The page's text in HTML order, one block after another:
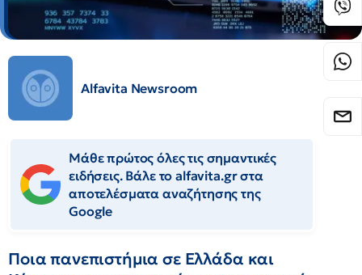
Alfavita Newsroom
Μάθε πρώτος όλες τις σημαντικές
ειδήσεις. Βάλε το alfavita.gr στα
αποτελέσματα αναζήτησης της
Google
Ποια πανεπιστήμια σε Ελλάδα και